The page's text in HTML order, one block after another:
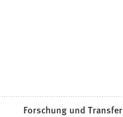
Forschung und Transfer